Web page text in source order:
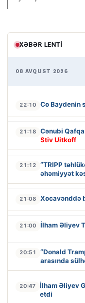
XƏBƏR LENTI
08 AVQUST 2026
22:10 Co Baydenin
21:18 Cənubi
Stiv Uitkoff
21:12
“TRIPP
əhəmiyyət
21:08 Xocavənddə
21:00 İlham Əliyev
20:51
“Donald
arasında
20:47
İlham Əliyev
etdi